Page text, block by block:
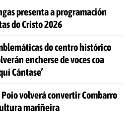
presenta a programación
do Cristo 2026
do centro histórico
encherse de voces coa
Cántase’
Poio volverá convertir Combarro
mariñeira